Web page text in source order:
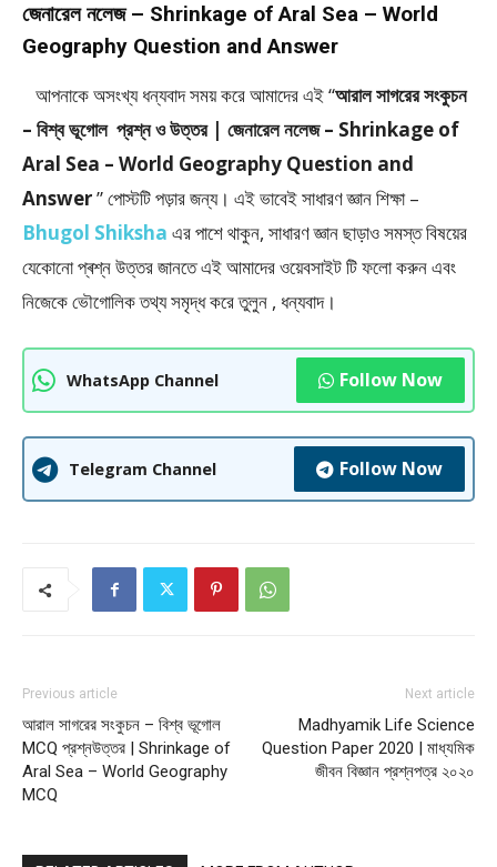
জেনারেল নলেজ – Shrinkage of Aral Sea – World
Geography Question and Answer
আপনাকে অসংখ্য ধন্যবাদ সময় করে আমাদের এই “আরাল সাগরের সংকুচন
– বিশ্ব ভূগোল প্রশ্ন ও উত্তর | জেনারেল নলেজ – Shrinkage of
Aral Sea – World Geography Question and
Answer” পােস্টটি পড়ার জন্য। এই ভাবেই সাধারণ জ্ঞান শিক্ষা –
Bhugol Shiksha এর পাশে থাকুন, সাধারণ জ্ঞান ছাড়াও সমস্ত বিষয়ের
যেকোনো প্ৰশ্ন উত্তর জানতে এই আমাদের ওয়েবসাইট টি ফলাে করুন এবং
নিজেকে ভৌগােলিক তথ্য সমৃদ্ধ করে তুলুন , ধন্যবাদ।
WhatsApp Channel Follow Now
Telegram Channel Follow Now
Previous article
আরাল সাগরের সংকুচন – বিশ্ব ভূগোল
MCQ প্রশ্নউত্তর | Shrinkage of
Aral Sea – World Geography
MCQ
Next article
Madhyamik Life Science
Question Paper 2020 | মাধ্যমিক
জীবন বিজ্ঞান প্রশ্নপত্র ২০২০